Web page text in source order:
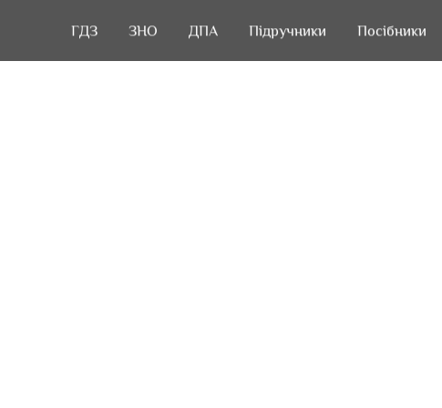
ГДЗ
ГДЗ ЗНО
ЗНО ДПА
ДПА Підручники
Підручники Посібники
Посібники